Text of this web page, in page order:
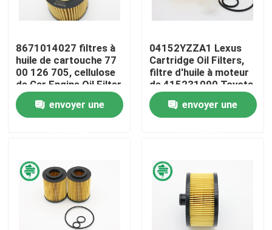
Contrôle de qualité
Contactez-nous
Filtres à air de moteur de véhicule
Filtres à air des véhicules à moteur de cabine
8671014027 filtres à
huile de cartouche 77
00 126 705, cellulose
de Car Engine Oil Filter
envoyer une
04152YZZA1 Lexus
Cartridge Oil Filters,
filtre d'huile à moteur
de 415231090 Toyota
envoyer une